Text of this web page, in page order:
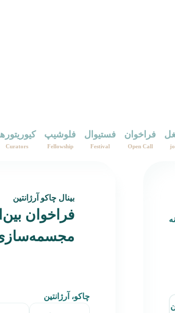
فراخوان
Open Call
فستیوال
Festival
فلوشیپ
Fellowship
Curators
بینال چاکو آرژانتین
فراخوان
مجسمه‌سازی ۲۰۲۶
چاکو، آرژانتین